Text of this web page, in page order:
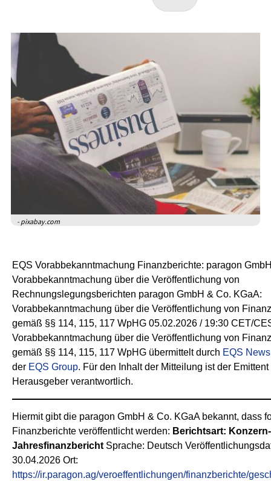
- pixabay.com
EQS Vorabbekanntmachung Finanzberichte: paragon
Vorabbekanntmachung über die Veröffentlichung von
Rechnungslegungsberichten paragon GmbH & Co. KGaA:
Vorabbekanntmachung über die Veröffentlichung von
gemäß §§ 114, 115, 117 WpHG 05.02.2026 / 19:30 CET/
Vorabbekanntmachung über die Veröffentlichung von
gemäß §§ 114, 115, 117 WpHG übermittelt durch EQS News
der EQS Group. Für den Inhalt der Mitteilung ist der Emittent
Herausgeber verantwortlich.
Hiermit gibt die paragon GmbH & Co. KGaA bekannt, dass
Finanzberichte veröffentlicht werden: Berichtsart: Konzern-
Jahresfinanzbericht Sprache: Deutsch
30.04.2026 Ort:
https://ir.paragon.ag/veroeffentlichungen/finanzberichte/